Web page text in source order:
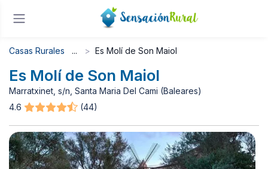
Casas Rurales Es Molí de Son Maiol
Es Molí de Son Maiol
Marratxinet, s/n, Santa Maria Del Cami (Baleares)
4.6
(44)